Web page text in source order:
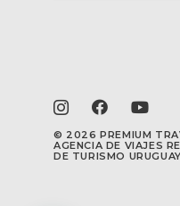
© 2026 PREMIUM
AGENCIA DE VIAJES
DE TURISMO